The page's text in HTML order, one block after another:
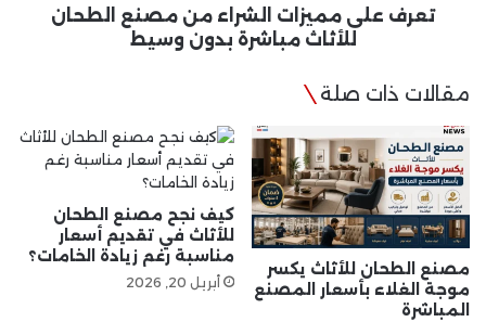
تعرف على مميزات الشراء من مصنع الطحان
للأثاث مباشرة بدون وسيط
مقالات ذات صلة
مصنع الطحان للأثاث يكسر
موجة الغلاء بأسعار المصنع
المباشرة
كيف نجح مصنع الطحان
للأثاث في تقديم أسعار
مناسبة رغم زيادة الخامات؟
أبريل 20, 2026